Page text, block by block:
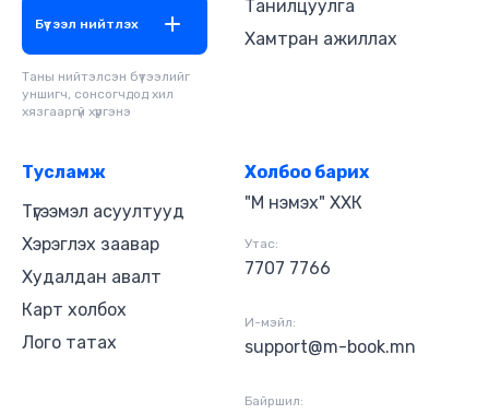
Бүтээл нийтлэх
Таны нийтэлсэн бүтээлийг
уншигч, сонсогчдод хил
хязгааргүй хүргэнэ
Танилцуулга
Хамтран ажиллах
Тусламж
Түгээмэл асуултууд
Хэрэглэх заавар
Худалдан авалт
Карт холбох
Лого татах
Холбоо барих
"М нэмэх" ХХК
Утас:
7707 7766
И-мэйл:
support@m-book.mn
Байршил: